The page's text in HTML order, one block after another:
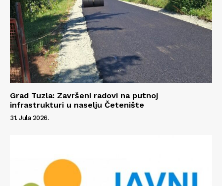
Grad Tuzla: Završeni radovi na putnoj
infrastrukturi u naselju Četenište
31. Jula 2026.